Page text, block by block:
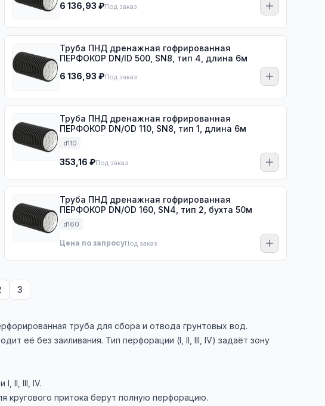
6 136,93 ₽Под заказ
Труба ПНД дренажная гофрированная
ПЕРФОКОР DN/ID 500, SN8, тип 4, длина 6м
6 136,93 ₽Под заказ
Труба ПНД дренажная гофрированная
ПЕРФОКОР DN/OD 110, SN8, тип 1, длина 6м
d110
353,16 ₽Под заказ
Труба ПНД дренажная гофрированная
ПЕРФОКОР DN/OD 160, SN4, тип 2, бухта 50м
d160
Цена по запросуПод заказ
3
труба для сбора и отвода грунтовых вод.
её без заиливания. Тип перфорации (I, II, III, IV) задаёт зону
II, III, IV.
кругового притока берут полную перфорацию.